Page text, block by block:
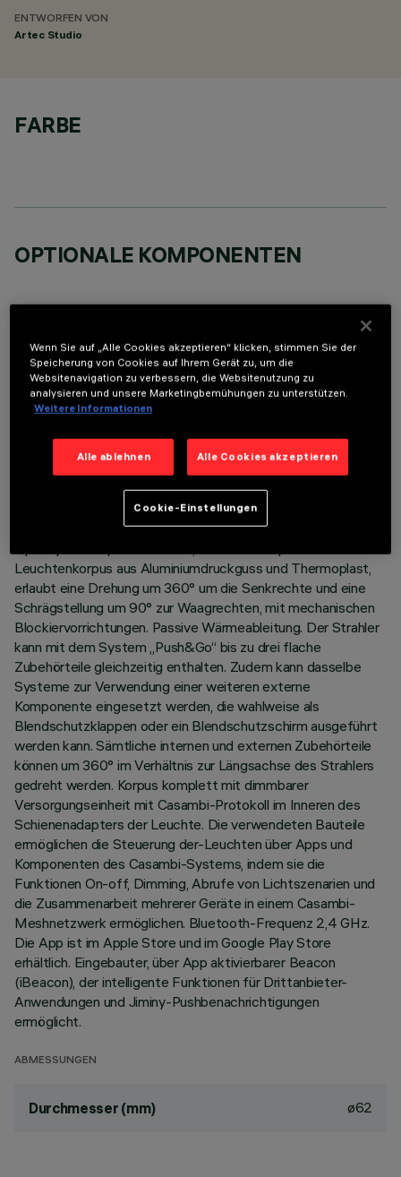
ENTWORFEN VON
Artec Studio
FARBE
OPTIONALE KOMPONENTEN
TECHNISCHE DATEN
LETZTES UPDATE: 05.08.2026
BESCHREIBUNG
Ausrichtbarer Strahler mit Adapter zum Einbau an einer
Stromschiene mit Netzspannung. LED-Lichtquelle (CRI97)
mit hoher Farbwiedergabe im Farbton 2700K und
Leuchtenkorpus aus Aluminiumdruckguss und Thermoplast,
erlaubt eine Drehung um 360° um die Senkrechte und eine
Schrägstellung um 90° zur Waagrechten, mit mechanischen
Blockiervorrichtungen. Passive Wärmeableitung. Der Strahler
kann mit dem System „Push&Go“ bis zu drei flache
Zubehörteile gleichzeitig enthalten. Zudem kann dasselbe
Systeme zur Verwendung einer weiteren externe
Komponente eingesetzt werden, die wahlweise als
Blendschutzklappen oder ein Blendschutzschirm ausgeführt
werden kann. Sämtliche internen und externen Zubehörteile
können um 360° im Verhältnis zur Längsachse des Strahlers
gedreht werden. Korpus komplett mit dimmbarer
Versorgungseinheit mit Casambi-Protokoll im Inneren des
Schienenadapters der Leuchte. Die verwendeten Bauteile
ermöglichen die Steuerung der-Leuchten über Apps und
Komponenten des Casambi-Systems, indem sie die
Funktionen On-off, Dimming, Abrufe von Lichtszenarien und
die Zusammenarbeit mehrerer Geräte in einem Casambi-
Meshnetzwerk ermöglichen. Bluetooth-Frequenz 2,4 GHz.
Die App ist im Apple Store und im Google Play Store
erhältlich. Eingebauter, über App aktivierbarer Beacon
(iBeacon), der intelligente Funktionen für Drittanbieter-
Anwendungen und Jiminy-Pushbenachrichtigungen
ermöglicht.
ABMESSUNGEN
Durchmesser (mm) ø62
Wenn Sie auf „Alle Cookies akzeptieren“ klicken, stimmen Sie der
Speicherung von Cookies auf Ihrem Gerät zu, um die
Websitenavigation zu verbessern, die Websitenutzung zu
analysieren und unsere Marketingbemühungen zu unterstützen.
Weitere Informationen
Alle ablehnen Alle Cookies akzeptieren
Cookie-Einstellungen